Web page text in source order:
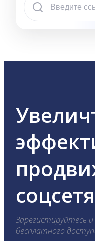
Зарегистируйтесь
бесплатного